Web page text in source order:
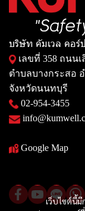
เว็บไซต์นี้
บริษัท คัมเวล คอร์
เลขที่ 358 ถนน
ตำบลบางกระสอ
จังหวัดนนทบุรี
02-954-3455
Google Map